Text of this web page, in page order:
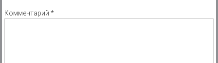
Комментарий *